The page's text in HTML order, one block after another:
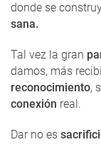
donde se
sana.
Tal vez la gran
damos, más
reconocimiento,
conexión real.
Dar no es